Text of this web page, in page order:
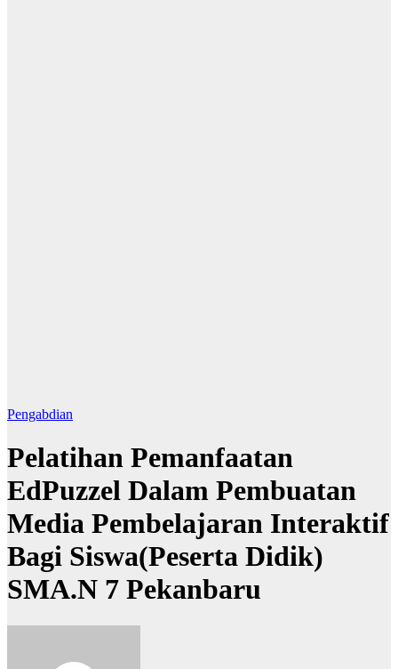
Pengabdian
Pelatihan Pemanfaatan
EdPuzzel Dalam Pembuatan
Media Pembelajaran Interaktif
Bagi Siswa(Peserta Didik)
SMA.N 7 Pekanbaru